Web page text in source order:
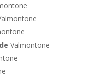
Valmontone